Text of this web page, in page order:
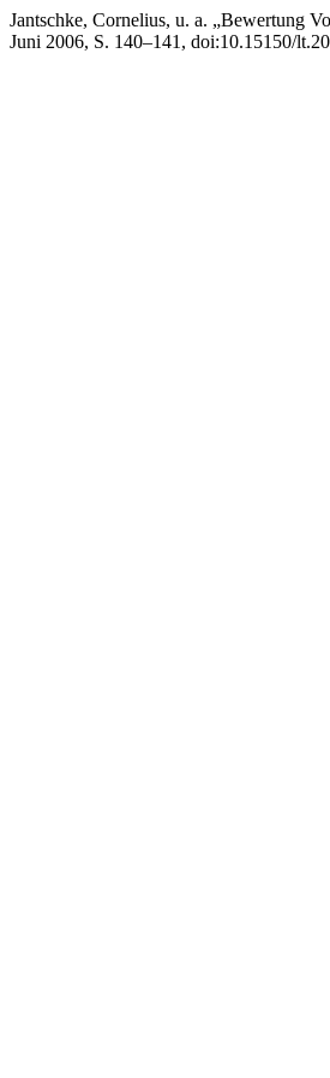
Jantschke, Cornelius, u. a. „Bewertung
Juni 2006, S. 140–141, doi:10.15150/